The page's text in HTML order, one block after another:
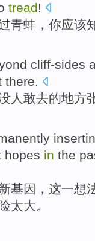
tread!
青蛙，你应该
cliff-sides
there.
人 敢去的地方
hopes in the
基因 ， 这一想
太大。